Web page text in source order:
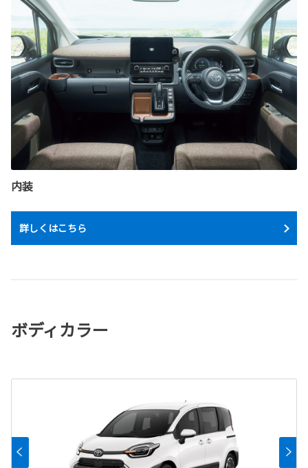
内装
詳しくはこちら
ボディカラー